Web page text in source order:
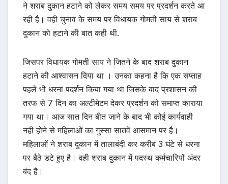
ने शराब दुकान हटाने को लेकर समय समय पर प्रदर्शन करते आ
रही है। वही चुनाव के समय पर विधायक गोमती साय से शराब
दुकान को हटाने की बात कही थी.
जिसपर विधायक गोमती साय ने जितने के बाद शराब दुकान
हटाने की आश्वासन दिया था । उनका कहना है कि एक सप्ताह
पहले भी धरना पदर्शन किया गया था जिसके बाद प्रशासन की
तरफ से 7 दिन का अल्टीमेटम देकर प्रदर्शन को समाप्त काराया
गया था। आज सात दिन बीत जाने के बाद भी कोई कार्यवाही
नही होने से महिलाओं का गुस्सा सातवें आसमान पर है।
महिलाओं ने शराब दुकान में तालाबंदी कर करीब 3 घंटे से धरना
पर बैठे डटे हुए है। वही शराब दुकान में पदस्थ कर्मचारियों अंदर
बंद है।